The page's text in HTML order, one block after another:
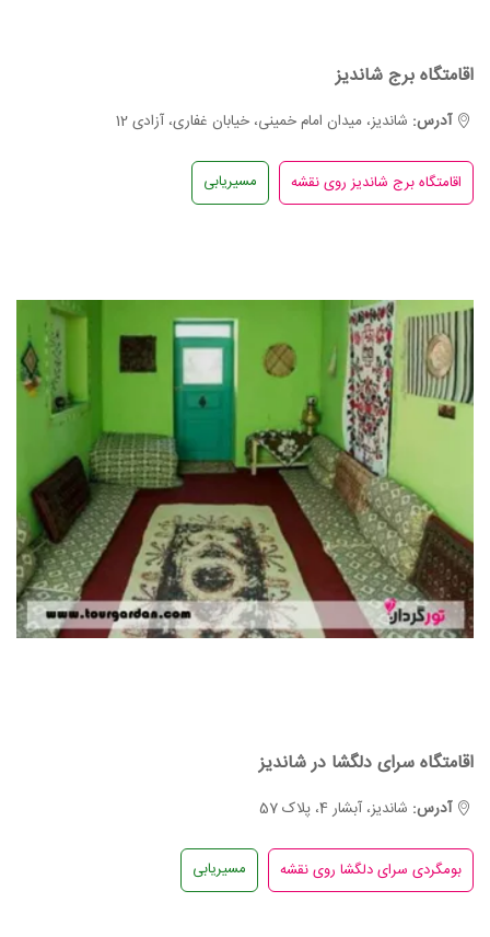
اقامتگاه برج شاندیز
آدرس: شاندیز، میدان امام خمینی، خیابان غفاری، آزادی 12
مسیریابی
اقامتگاه سرای دلگشا در شاندیز
آدرس: شاندیز، آبشار 4، پلاک 57
مسیریابی